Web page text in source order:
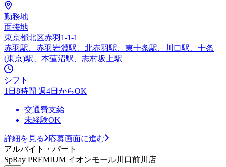
勤務地
面接地
東京都北区赤羽1-1-1
赤羽駅、赤羽岩淵駅、北赤羽駅、東十条駅、川口駅、十条
(東京)駅、本蓮沼駅、志村坂上駅
シフト
1日8時間 週4日からOK
交通費支給
未経験OK
詳細を見る
応募画面に進む
アルバイト・パート
SpRay PREMIUM イオンモール川口前川店